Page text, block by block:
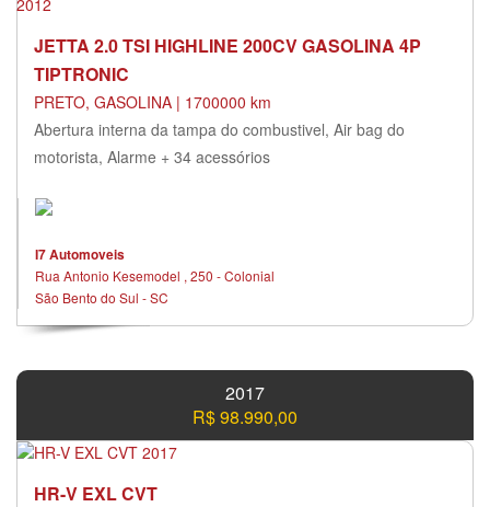
JETTA 2.0 TSI HIGHLINE 200CV GASOLINA 4P
TIPTRONIC
PRETO, GASOLINA | 1700000 km
Abertura interna da tampa do combustivel, Air bag do
motorista, Alarme + 34 acessórios
I7 Automoveis
Rua Antonio Kesemodel , 250 - Colonial
São Bento do Sul - SC
2017
R$ 98.990,00
HR-V EXL CVT